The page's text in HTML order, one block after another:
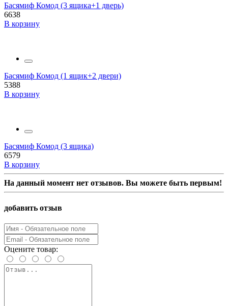
Басямиф Комод (3 ящика+1 дверь)
6638
В корзину
Басямиф Комод (1 ящик+2 двери)
5388
В корзину
Басямиф Комод (3 ящика)
6579
В корзину
На данный момент нет отзывов. Вы можете быть первым!
добавить отзыв
Оцените товар: